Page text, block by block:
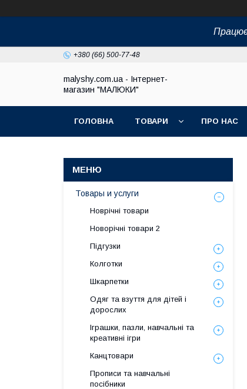
+380 (66) 500-77-48
malyshy.com.ua - Інтернет-
магазин "МАЛЮКИ"
ГОЛОВНА ТОВАРИ ПРО НАС
Товары и услуги
Новрічні товари
Новорічні товари 2
Підгузки
Колготки
Шкарпетки
Одяг та взуття для дітей і
дорослих
Іграшки, пазли, навчальні та
креативні ігри
Канцтовари
Прописи та навчальні
посібники